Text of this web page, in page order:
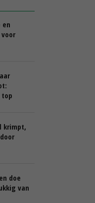
en
top
krimpt,
doe
van